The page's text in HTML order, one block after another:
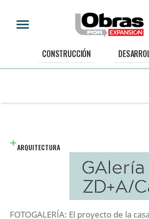
CONSTRUCCIÓN
ARQUITECTURA
ZD+A/
FOTOGALERÍA: El proyecto de la